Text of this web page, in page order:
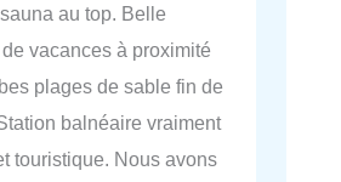
au top. Belle
vacances à proximité
plages de sable fin de
balnéaire vraiment
touristique. Nous avons